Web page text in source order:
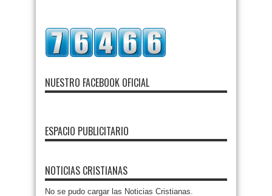
NUESTRO FACEBOOK OFICIAL
ESPACIO PUBLICITARIO
NOTICIAS CRISTIANAS
No se pudo cargar las Noticias Cristianas.